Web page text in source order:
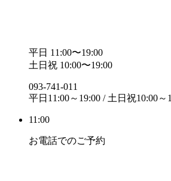
平日 11:00〜19:00
土日祝 10:00〜19:00
093-741-011
平日11:00～19:00 / 土日祝10:00～
11:00
お電話でのご予約